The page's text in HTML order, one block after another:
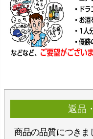
返品
商品の品質につきま